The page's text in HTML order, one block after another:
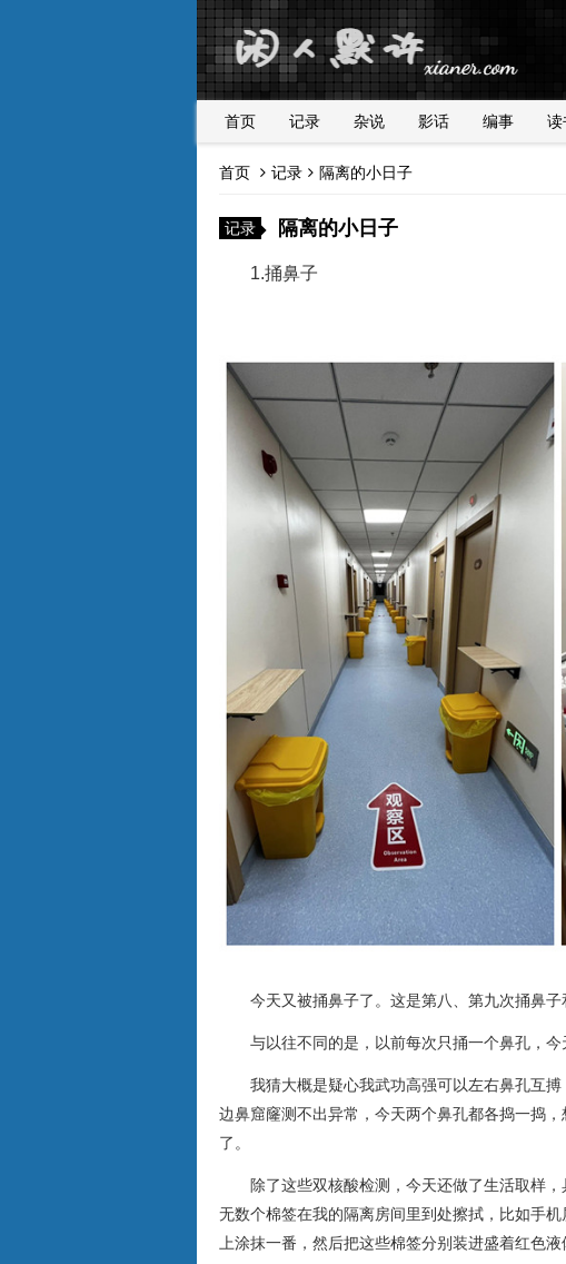
首页 记录 杂说 影话 编事 读
首页 记录 隔离的小日子
记录 隔离的小日子
1.捅鼻子
今天又被捅鼻子了。这是第八、第九次捅鼻子
与以往不同的是，以前每次只捅一个鼻孔，今
我猜大概是疑心我武功高强可以左右鼻孔互
边鼻窟窿测不出异常，今天两个鼻孔都各捣一捣
了。
除了这些双核酸检测，今天还做了生活取样
无数个棉签在我的隔离房间里到处擦拭，比如手
上涂抹一番，然后把这些棉签分别装进盛着红色液